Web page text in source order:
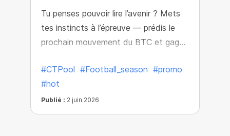
Tu penses pouvoir lire l’avenir ? Mets
tes instincts à l’épreuve — prédis le
prochain mouvement du BTC et gagne
#CTPool #Football_season #promo
#hot
Publié : 2 juin 2026